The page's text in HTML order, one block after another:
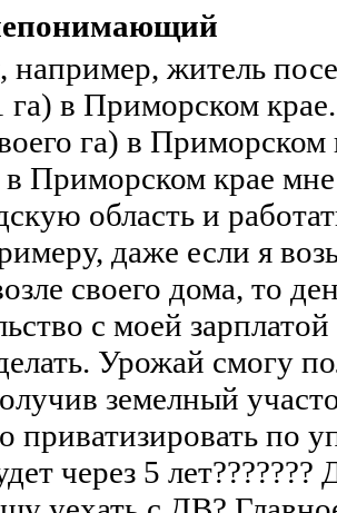
например, житель
га) в Приморском
га) в
в Приморском крае
область и
даже если я
своего дома, то
с моей
Урожай смогу
земелный
приватизировать по
через 5